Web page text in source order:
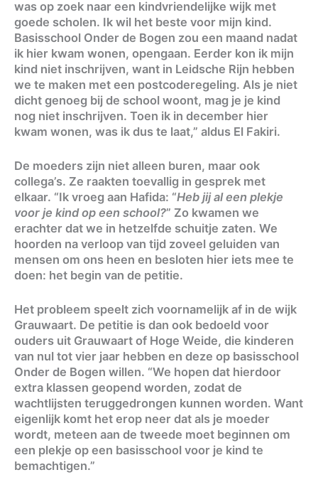
was op zoek naar een kindvriendelijke wijk met
goede scholen. Ik wil het beste voor mijn kind.
Basisschool Onder de Bogen zou een maand nadat
ik hier kwam wonen, opengaan. Eerder kon ik mijn
kind niet inschrijven, want in Leidsche Rijn hebben
we te maken met een postcoderegeling. Als je niet
dicht genoeg bij de school woont, mag je je kind
nog niet inschrijven. Toen ik in december hier
kwam wonen, was ik dus te laat,” aldus El Fakiri.
De moeders zijn niet alleen buren, maar ook
collega’s. Ze raakten toevallig in gesprek met
elkaar. “Ik vroeg aan Hafida: “Heb jij al een plekje
voor je kind op een school?” Zo kwamen we
erachter dat we in hetzelfde schuitje zaten. We
hoorden na verloop van tijd zoveel geluiden van
mensen om ons heen en besloten hier iets mee te
doen: het begin van de petitie.
Het probleem speelt zich voornamelijk af in de wijk
Grauwaart. De petitie is dan ook bedoeld voor
ouders uit Grauwaart of Hoge Weide, die kinderen
van nul tot vier jaar hebben en deze op basisschool
Onder de Bogen willen. “We hopen dat hierdoor
extra klassen geopend worden, zodat de
wachtlijsten teruggedrongen kunnen worden. Want
eigenlijk komt het erop neer dat als je moeder
wordt, meteen aan de tweede moet beginnen om
een plekje op een basisschool voor je kind te
bemachtigen.”